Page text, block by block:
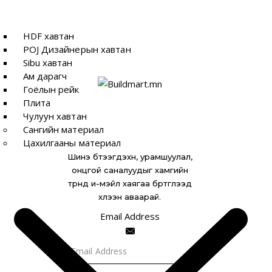
HDF хавтан
POJ Дизайнерын хавтан
Sibu хавтан
Ам дарагч
Гоёлын рейк
Плита
Чулуун хавтан
Сангийн материал
Цахилгааны материал
Шинэ бүтээгдэхүүн, урамшуулал,
онцгой саналуудыг хамгийн
түрүүнд и-мэйл хаягаа бүртгүүлээд
хүлээн аваарай.
Email Address